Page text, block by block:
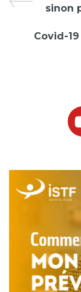
sinon
Covid-